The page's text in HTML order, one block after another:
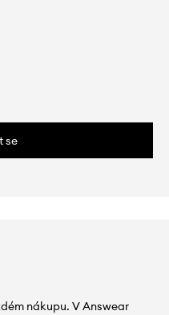
se
nákupu. V Answear